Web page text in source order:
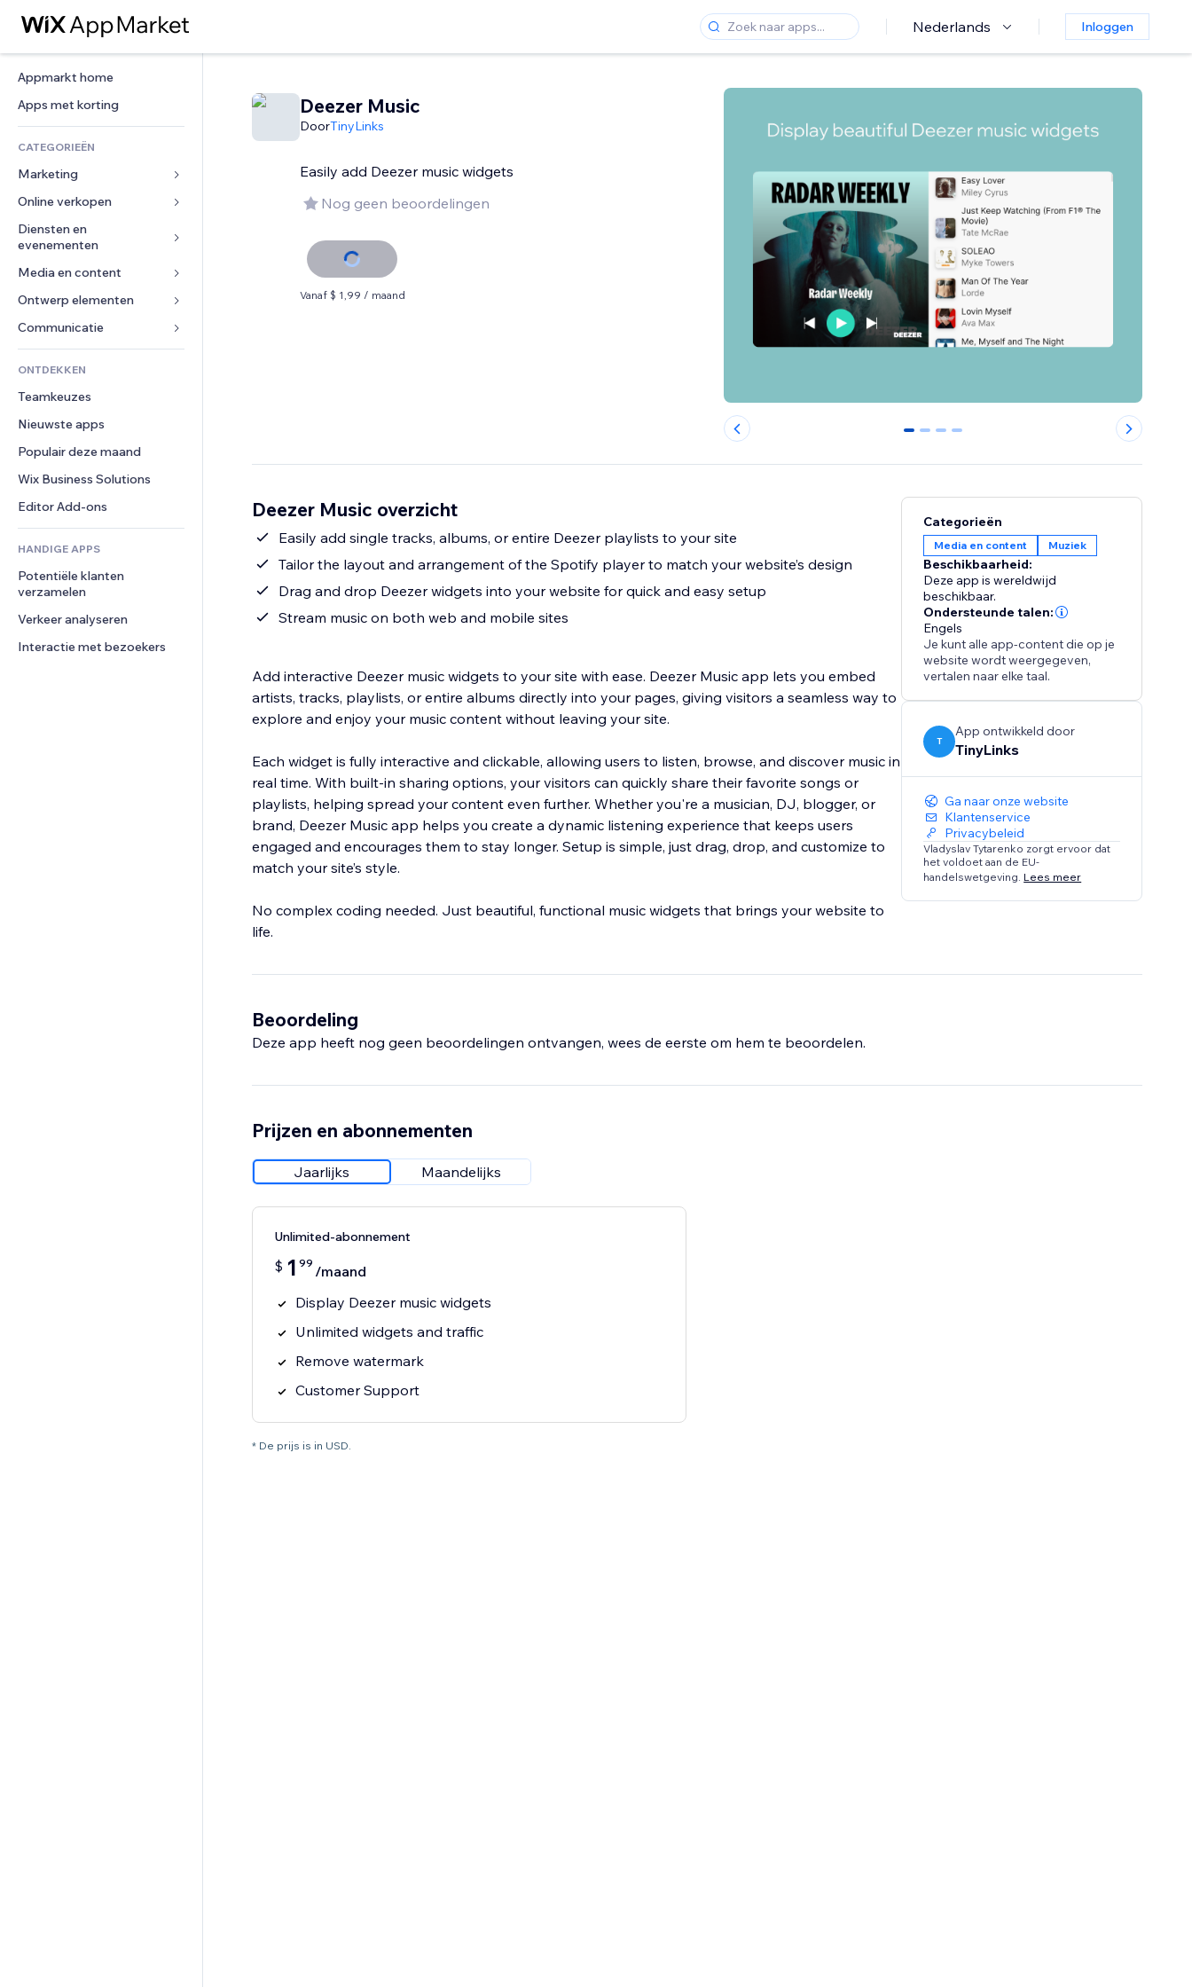
Nederlands Inloggen
Appmarkt home
Apps met korting
CATEGORIEËN
Marketing
Advertenties
Mobiel
Analytics
Social media
SEO
Betrokkenheid
Websitevermeldingen
E-mail
Conversie
Online verkopen
Apps voor webshops
Verzending en levering
Verkoopknoppen
Online cursussen
Print on demand
Boekhouding
Coupons en loyaliteit
Opslagoplossingen
Dropshipping
Prijzen en abonnementen
Crowdfunding
Eten en drinken
Diensten en
evenementen
Hotels
Evenementen
Restaurants
Vastgoed
Boekingen
Media en content
Galerij
Muziek
Podcasts
Fotografie
Video
PDF
Bestanden delen
Nieuws
Ontwerp elementen
Kaarten en navigatie
Privacy en beveiliging
Ontime
Pagina templates
Afbeeldingseffecten
Knoppen en menu's
Banners en badges
Rekenmachines
Zoeken
Weer
Grafieken en tabellen
Formulieren
Enquêtes
Chat
Opmerkingen
Telefoonnummer
Community
Beoordelingen en testimonials
CRM
ONTDEKKEN
Teamkeuzes
Nieuwste apps
Populair deze maand
Wix Business Solutions
Editor Add-ons
HANDIGE APPS
Potentiële klanten
verzamelen
Verkeer analyseren
Interactie met bezoekers
Deezer Music
DoorTinyLinks
Easily add Deezer music widgets
Nog geen beoordelingen
Vanaf $ 1,99 / maand
0 1 2 3
Deezer Music overzicht
Easily add single tracks, albums, or entire Deezer playlists to your site
Tailor the layout and arrangement of the Spotify player to match your website’s design
Drag and drop Deezer widgets into your website for quick and easy setup
Stream music on both web and mobile sites
Add interactive Deezer music widgets to your site with ease. Deezer Music app lets you embed
artists, tracks, playlists, or entire albums directly into your pages, giving visitors a seamless way to
explore and enjoy your music content without leaving your site.
Each widget is fully interactive and clickable, allowing users to listen, browse, and discover music in
real time. With built-in sharing options, your visitors can quickly share their favorite songs or
playlists, helping spread your content even further. Whether you're a musician, DJ, blogger, or
brand, Deezer Music app helps you create a dynamic listening experience that keeps users
engaged and encourages them to stay longer. Setup is simple, just drag, drop, and customize to
match your site’s style.
No complex coding needed. Just beautiful, functional music widgets that brings your website to
life.
Categorieën
Media en content Muziek
Beschikbaarheid:
Deze app is wereldwijd
beschikbaar.
Ondersteunde talen:
Engels
Je kunt alle app-content die op je
website wordt weergegeven,
vertalen naar elke taal.
T
App ontwikkeld door
TinyLinks
Ga naar onze website
Klantenservice
Privacybeleid
Vladyslav Tytarenko zorgt ervoor dat
het voldoet aan de EU-
handelswetgeving. Lees meer
Beoordeling
Deze app heeft nog geen beoordelingen ontvangen, wees de eerste om hem te beoordelen.
Prijzen en abonnementen
Jaarlijks Maandelijks
Unlimited-abonnement
$ 1 99 /maand
Display Deezer music widgets
Unlimited widgets and traffic
Remove watermark
Customer Support
* De prijs is in USD.